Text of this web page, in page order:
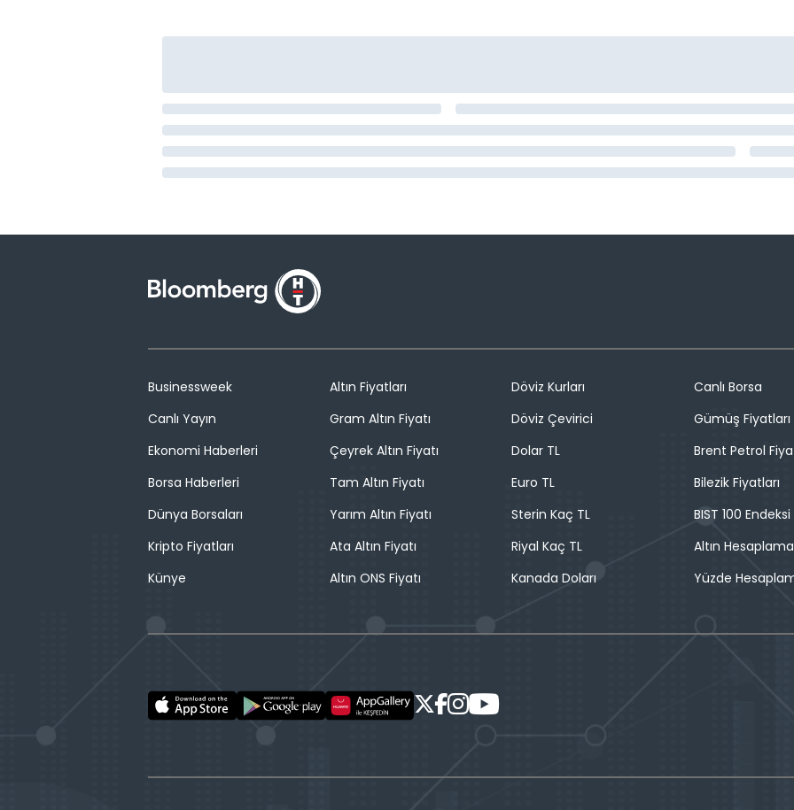
Businessweek
Canlı Yayın
Ekonomi Haberleri
Borsa Haberleri
Dünya Borsaları
Kripto Fiyatları
Künye
Altın Fiyatları
Gram Altın Fiyatı
Çeyrek Altın Fiyatı
Tam Altın Fiyatı
Yarım Altın Fiyatı
Ata Altın Fiyatı
Altın ONS Fiyatı
Döviz Kurları
Döviz Çevirici
Dolar TL
Euro TL
Sterin Kaç TL
Riyal Kaç TL
Kanada Doları
Canlı Borsa
Gümüş Fiyatları
Brent Petrol
Bilezik Fiyatları
BIST 100 Endeksi
Altın Hesaplama
Yüzde